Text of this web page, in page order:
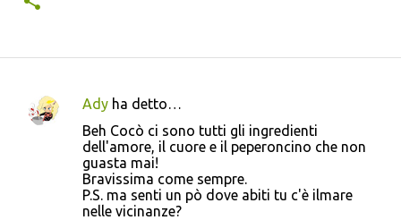
C
Ady ha detto…
Beh Cocò ci sono tutti gli ingredienti
dell'amore, il cuore e il peperoncino che non
guasta mai!
Bravissima come sempre.
P.S. ma senti un pò dove abiti tu c'è ilmare
nelle vicinanze?